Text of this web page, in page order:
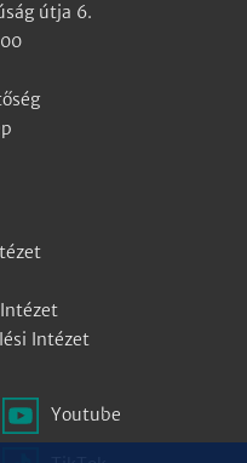
útja 6.
Intézet
Youtube